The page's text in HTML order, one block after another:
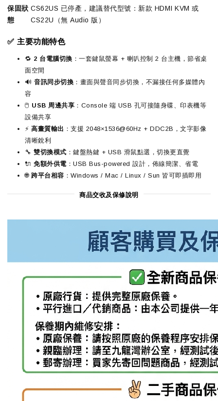
保固狀
態
CS62US 已停產，建議替代型號：新款 HDMI KVM 或
CS22U（無 Audio 版）
✅ 主要功能特色
🔁 2 台電腦切換 ：一套鍵鼠螢幕 + 喇叭控制 2 台主機，節省桌
面空間
🔊 音訊同步切換 ：畫面與聲音同步切換，不漏接任何多媒體內
容
🖱️ USB 周邊共享 ：Console 端 USB 孔可接隨身碟、印表機等
設備共享
⚡ 高畫質輸出 ：支援 2048×1536@60Hz + DDC2B，文字影像
清晰銳利
🔧 雙切換模式 ：鍵盤熱鍵 + USB 滑鼠點選，切換更直覺
🔌 免額外供電 ：USB Bus-powered 設計，佈線簡潔、省電
🌐 跨平台相容 ：Windows / Mac / Linux / Sun 皆可即插即用
商品交收及保修說明